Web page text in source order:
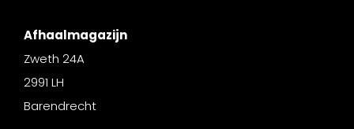
Afhaalmagazijn
Zweth 24A
2991 LH
Barendrecht